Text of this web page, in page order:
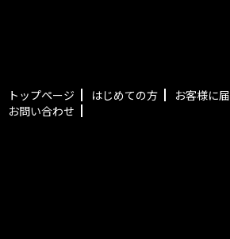
トップページ はじめての方 お客様に
お問い合わせ